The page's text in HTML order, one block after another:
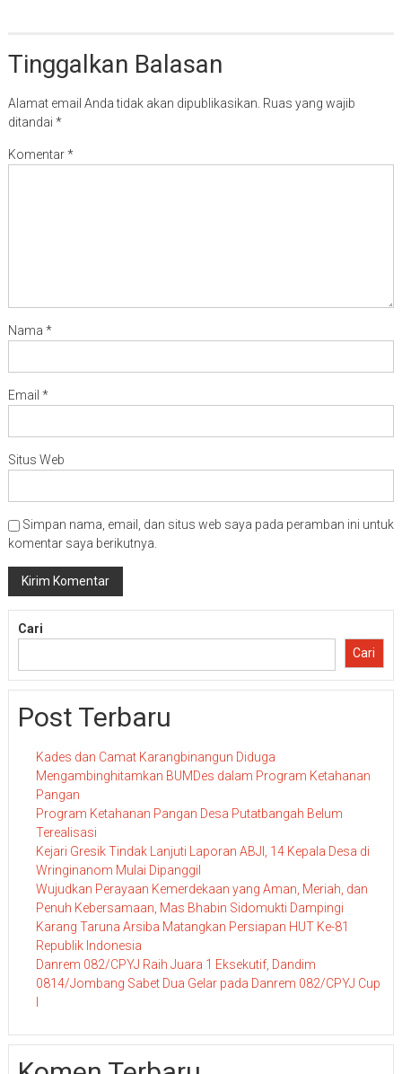
Tinggalkan Balasan
Alamat email Anda tidak akan dipublikasikan. Ruas yang wajib
ditandai *
Komentar*
Nama *
Email *
Situs Web
Simpan nama, email, dan situs web saya pada peramban ini untuk
komentar saya berikutnya.
Cari
Cari
Post Terbaru
Kades dan Camat Karangbinangun Diduga
Mengambinghitamkan BUMDes dalam Program Ketahanan
Pangan
Program Ketahanan Pangan Desa Putatbangah Belum
Terealisasi
Kejari Gresik Tindak Lanjuti Laporan ABJI, 14 Kepala Desa di
Wringinanom Mulai Dipanggil
Wujudkan Perayaan Kemerdekaan yang Aman, Meriah, dan
Penuh Kebersamaan, Mas Bhabin Sidomukti Dampingi
Karang Taruna Arsiba Matangkan Persiapan HUT Ke-81
Republik Indonesia
Danrem 082/CPYJ Raih Juara 1 Eksekutif, Dandim
0814/Jombang Sabet Dua Gelar pada Danrem 082/CPYJ Cup